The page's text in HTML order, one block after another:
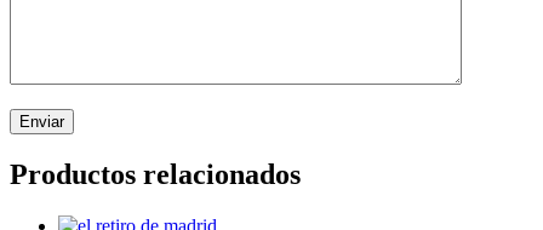
Productos relacionados